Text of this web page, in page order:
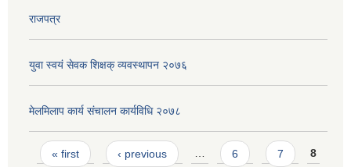
राजपत्र
युवा स्वयं सेवक शिक्षक् व्यवस्थापन २०७६
मेलमिलाप कार्य संचालन कार्यविधि २०७८
Pages
« first ‹ previous … 6 7 8